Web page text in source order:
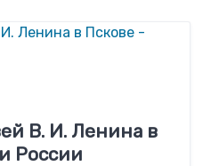
В. И. Ленина в
России